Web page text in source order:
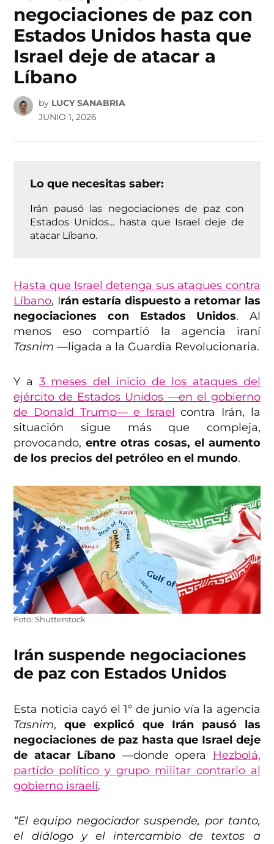
negociaciones de paz con
Estados Unidos hasta que
Israel deje de atacar a
Líbano
by LUCY SANABRIA
JUNIO 1, 2026
Lo que necesitas saber:
Irán pausó las negociaciones de paz con
Estados Unidos... hasta que Israel deje de
atacar Líbano.
Hasta que Israel detenga sus ataques contra
Líbano, Irán estaría dispuesto a retomar las
negociaciones con Estados Unidos. Al
menos eso compartió la agencia iraní
Tasnim —ligada a la Guardia Revolucionaria.
Y a 3 meses del inicio de los ataques del
ejército de Estados Unidos —en el gobierno
de Donald Trump— e Israel contra Irán, la
situación sigue más que compleja,
provocando, entre otras cosas, el aumento
de los precios del petróleo en el mundo.
Foto: Shutterstock
Irán suspende negociaciones
de paz con Estados Unidos
Esta noticia cayó el 1º de junio vía la agencia
Tasnim,que explicó que Irán pausó las
negociaciones de paz hasta que Israel deje
de atacar Líbano —donde opera
Hezbolá,
partido político y grupo militar contrario al
gobierno israelí.
“El equipo negociador suspende, por tanto,
el diálogo y el intercambio de textos a